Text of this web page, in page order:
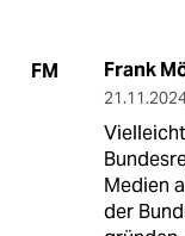
FM Frank
Medien
der